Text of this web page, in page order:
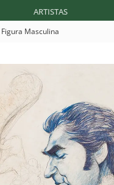
ARTISTAS
Figura Masculina